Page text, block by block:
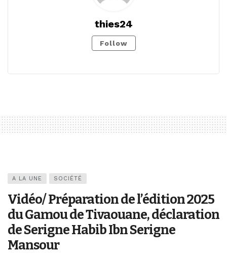
thies24
Follow
A LA UNE SOCIÉTÉ
Vidéo/ Préparation de l’édition 2025
du Gamou de Tivaouane, déclaration
de Serigne Habib Ibn Serigne
Mansour